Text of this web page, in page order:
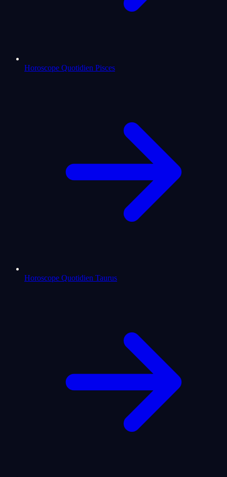
Horoscope Quotidien Pisces
Horoscope Quotidien Taurus